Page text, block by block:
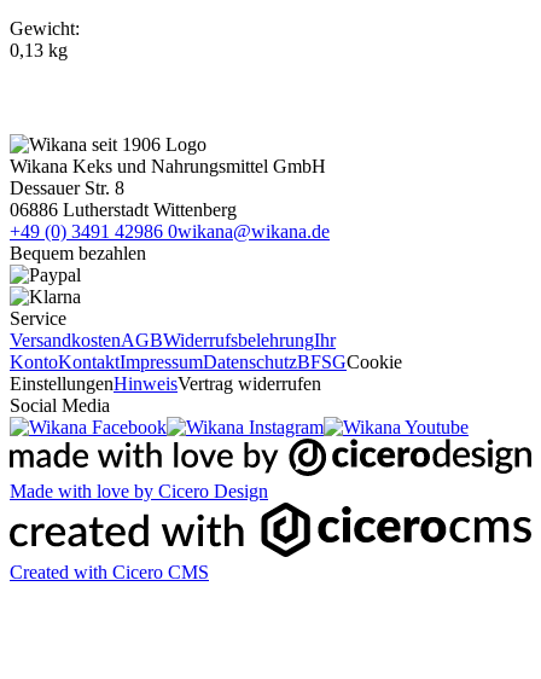
Gewicht:
0,13 kg
Wikana Keks und Nahrungsmittel GmbH
Dessauer Str. 8
06886 Lutherstadt Wittenberg
+49 (0) 3491 42986 0wikana@wikana.de
Bequem bezahlen
Service
VersandkostenAGBWiderrufsbelehrungIhr
KontoKontaktImpressumDatenschutzBFSGCookie
EinstellungenHinweisVertrag widerrufen
Social Media
Made with love by Cicero Design
Created with Cicero CMS